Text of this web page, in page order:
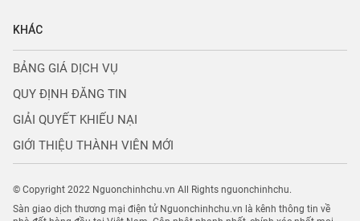
KHÁC
BẢNG GIÁ DỊCH VỤ
QUY ĐỊNH ĐĂNG TIN
GIẢI QUYẾT KHIẾU NẠI
GIỚI THIỆU THÀNH VIÊN MỚI
© Copyright 2022 Nguonchinhchu.vn All Rights nguonchinhchu.
Sàn giao dịch thương mại điện tử Nguonchinhchu.vn là kênh thông tin về